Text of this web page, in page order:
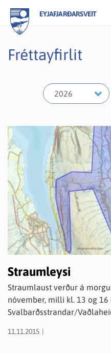
EYJAFJARÐARSVEIT
Fréttayfirlit
Straumleysi
Straumlaust verður á
nóvember, milli kl. 13 og
Svalbarðsstrandar/
RARIK Norðurlandi í s. 528-
11.11.2015